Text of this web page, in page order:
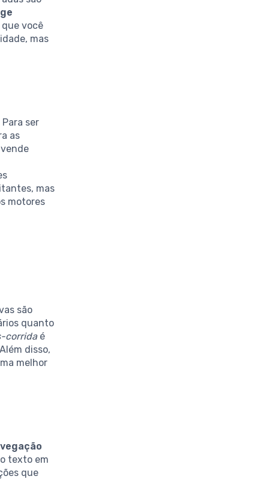
você
mas
Para ser
as
mas
motores
são
quanto
corridaé
disso,
melhor
texto em
que